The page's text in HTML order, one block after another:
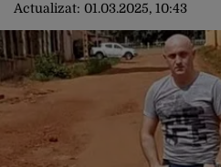
Actualizat: 01.03.2025, 10:43